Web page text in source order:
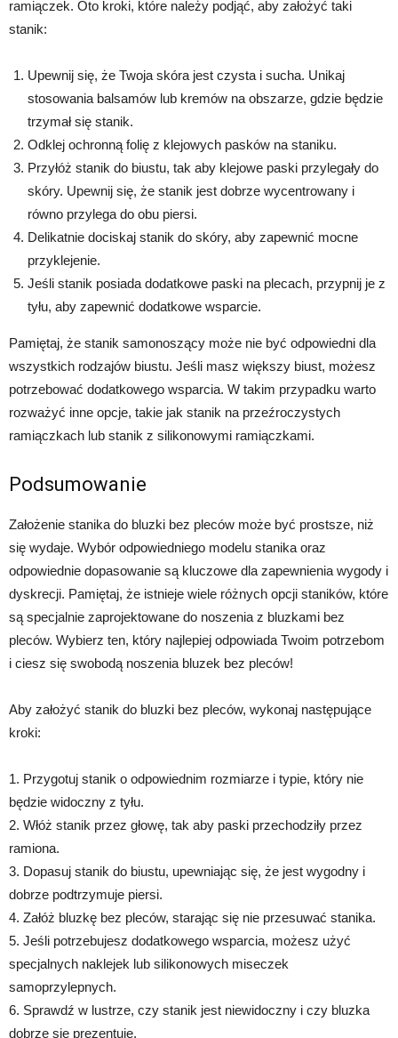
ramiączek. Oto kroki, które należy podjąć, aby założyć taki
stanik:
Upewnij się, że Twoja skóra jest czysta i sucha. Unikaj
stosowania balsamów lub kremów na obszarze, gdzie będzie
trzymał się stanik.
Odklej ochronną folię z klejowych pasków na staniku.
Przyłóż stanik do biustu, tak aby klejowe paski przylegały do
skóry. Upewnij się, że stanik jest dobrze wycentrowany i
równo przylega do obu piersi.
Delikatnie dociskaj stanik do skóry, aby zapewnić mocne
przyklejenie.
Jeśli stanik posiada dodatkowe paski na plecach, przypnij je z
tyłu, aby zapewnić dodatkowe wsparcie.
Pamiętaj, że stanik samonoszący może nie być odpowiedni dla
wszystkich rodzajów biustu. Jeśli masz większy biust, możesz
potrzebować dodatkowego wsparcia. W takim przypadku warto
rozważyć inne opcje, takie jak stanik na przeźroczystych
ramiączkach lub stanik z silikonowymi ramiączkami.
Podsumowanie
Założenie stanika do bluzki bez pleców może być prostsze, niż
się wydaje. Wybór odpowiedniego modelu stanika oraz
odpowiednie dopasowanie są kluczowe dla zapewnienia wygody i
dyskrecji. Pamiętaj, że istnieje wiele różnych opcji staników, które
są specjalnie zaprojektowane do noszenia z bluzkami bez
pleców. Wybierz ten, który najlepiej odpowiada Twoim potrzebom
i ciesz się swobodą noszenia bluzek bez pleców!
Aby założyć stanik do bluzki bez pleców, wykonaj następujące
kroki:
1. Przygotuj stanik o odpowiednim rozmiarze i typie, który nie
będzie widoczny z tyłu.
2. Włóż stanik przez głowę, tak aby paski przechodziły przez
ramiona.
3. Dopasuj stanik do biustu, upewniając się, że jest wygodny i
dobrze podtrzymuje piersi.
4. Załóż bluzkę bez pleców, starając się nie przesuwać stanika.
5. Jeśli potrzebujesz dodatkowego wsparcia, możesz użyć
specjalnych naklejek lub silikonowych miseczek
samoprzylepnych.
6. Sprawdź w lustrze, czy stanik jest niewidoczny i czy bluzka
dobrze się prezentuje.